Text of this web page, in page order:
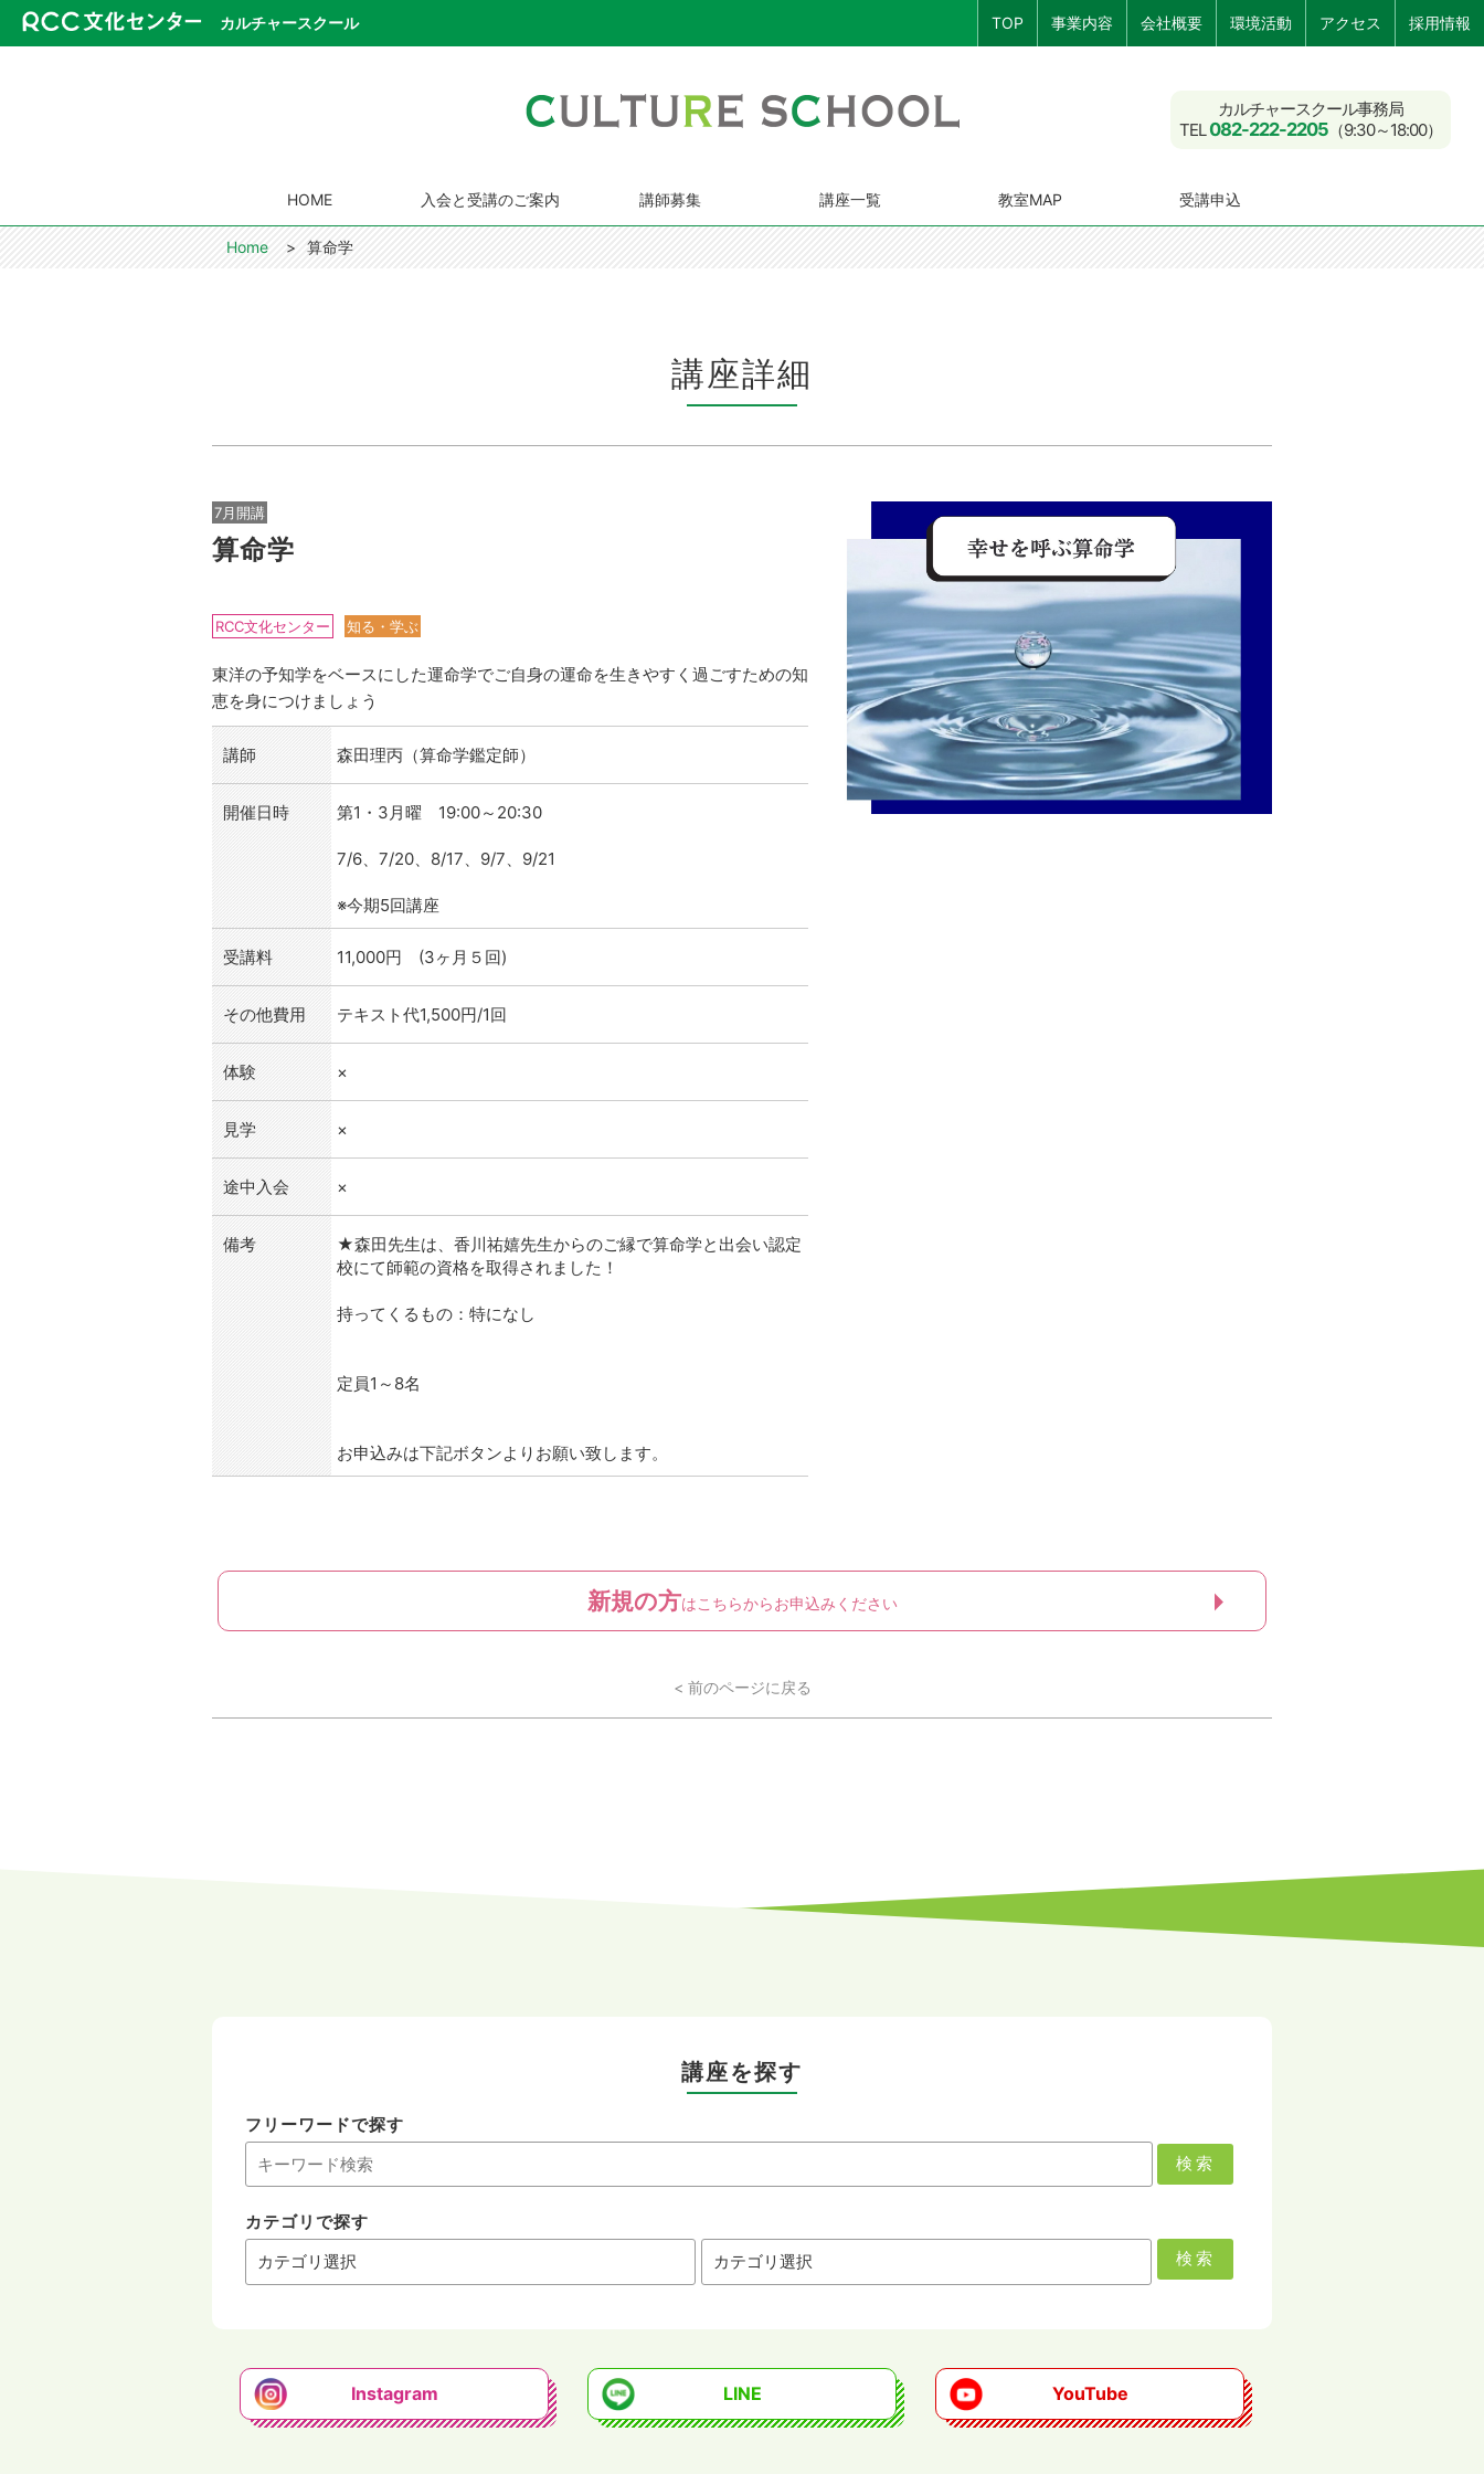
カルチャースクール 採用情報
アクセス
環境活動
会社概要
事業内容
TOP
カルチャースクール事務局
TEL082-222-2205 （9:30～18:00）
HOME 入会と受講のご案内 講師募集 講座一覧 教室MAP 受講申込
Home 算命学
講座詳細
7月開講
算命学
RCC文化センター 知る・学ぶ
東洋の予知学をベースにした運命学でご自身の運命を生きやすく過ごすための知
恵を身につけましょう
講師 森田理丙（算命学鑑定師）
開催日時 第1・3月曜 19:00～20:30
7/6、7/20、8/17、9/7、9/21
※今期5回講座
受講料 11,000円 (3ヶ月５回)
その他費用 テキスト代1,500円/1回
体験 ×
見学 ×
途中入会 ×
備考
★森田先生は、香川祐嬉先生からのご縁で算命学と出会い認定
校にて師範の資格を取得されました！
持ってくるもの：特になし
定員1～8名
お申込みは下記ボタンよりお願い致します。
新規の方はこちらからお申込みください
< 前のページに戻る
講座を探す
フリーワードで探す
検索
カテゴリで探す
検索
Instagram LINE YouTube